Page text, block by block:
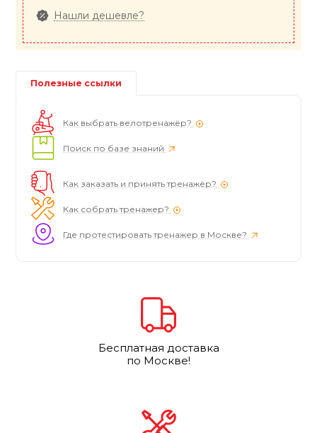
Нашли дешевле?
Полезные ссылки
Как выбрать велотренажёр?
Поиск по базе знаний
Как заказать и принять тренажёр?
Как собрать тренажер?
Где протестировать тренажер в Москве?
Бесплатная доставка
по Москве!